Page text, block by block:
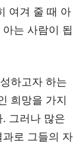
여겨 줄 때 아
는 사람이 됩
하고자 하는
희망을 가지
그러나 많은
로 그들의 자